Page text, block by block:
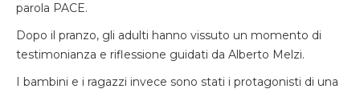
parola PACE.
Dopo il pranzo, gli adulti hanno vissuto un momento di
testimonianza e riflessione guidati da Alberto Melzi.
I bambini e i ragazzi invece sono stati i protagonisti di una